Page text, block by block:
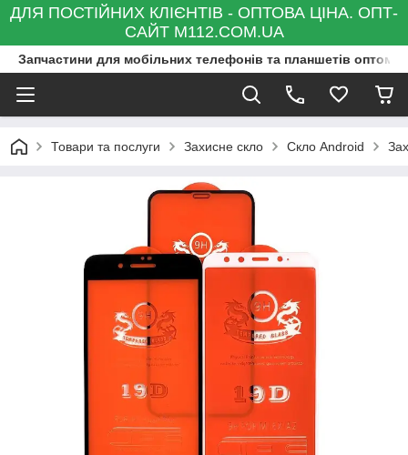
ДЛЯ ПОСТІЙНИХ КЛІЄНТІВ - ОПТОВА ЦІНА. ОПТ-
САЙТ M112.COM.UA
Запчастини для мобільних телефонів та планшетів оптом
Товари та послуги Захисне скло Скло Android